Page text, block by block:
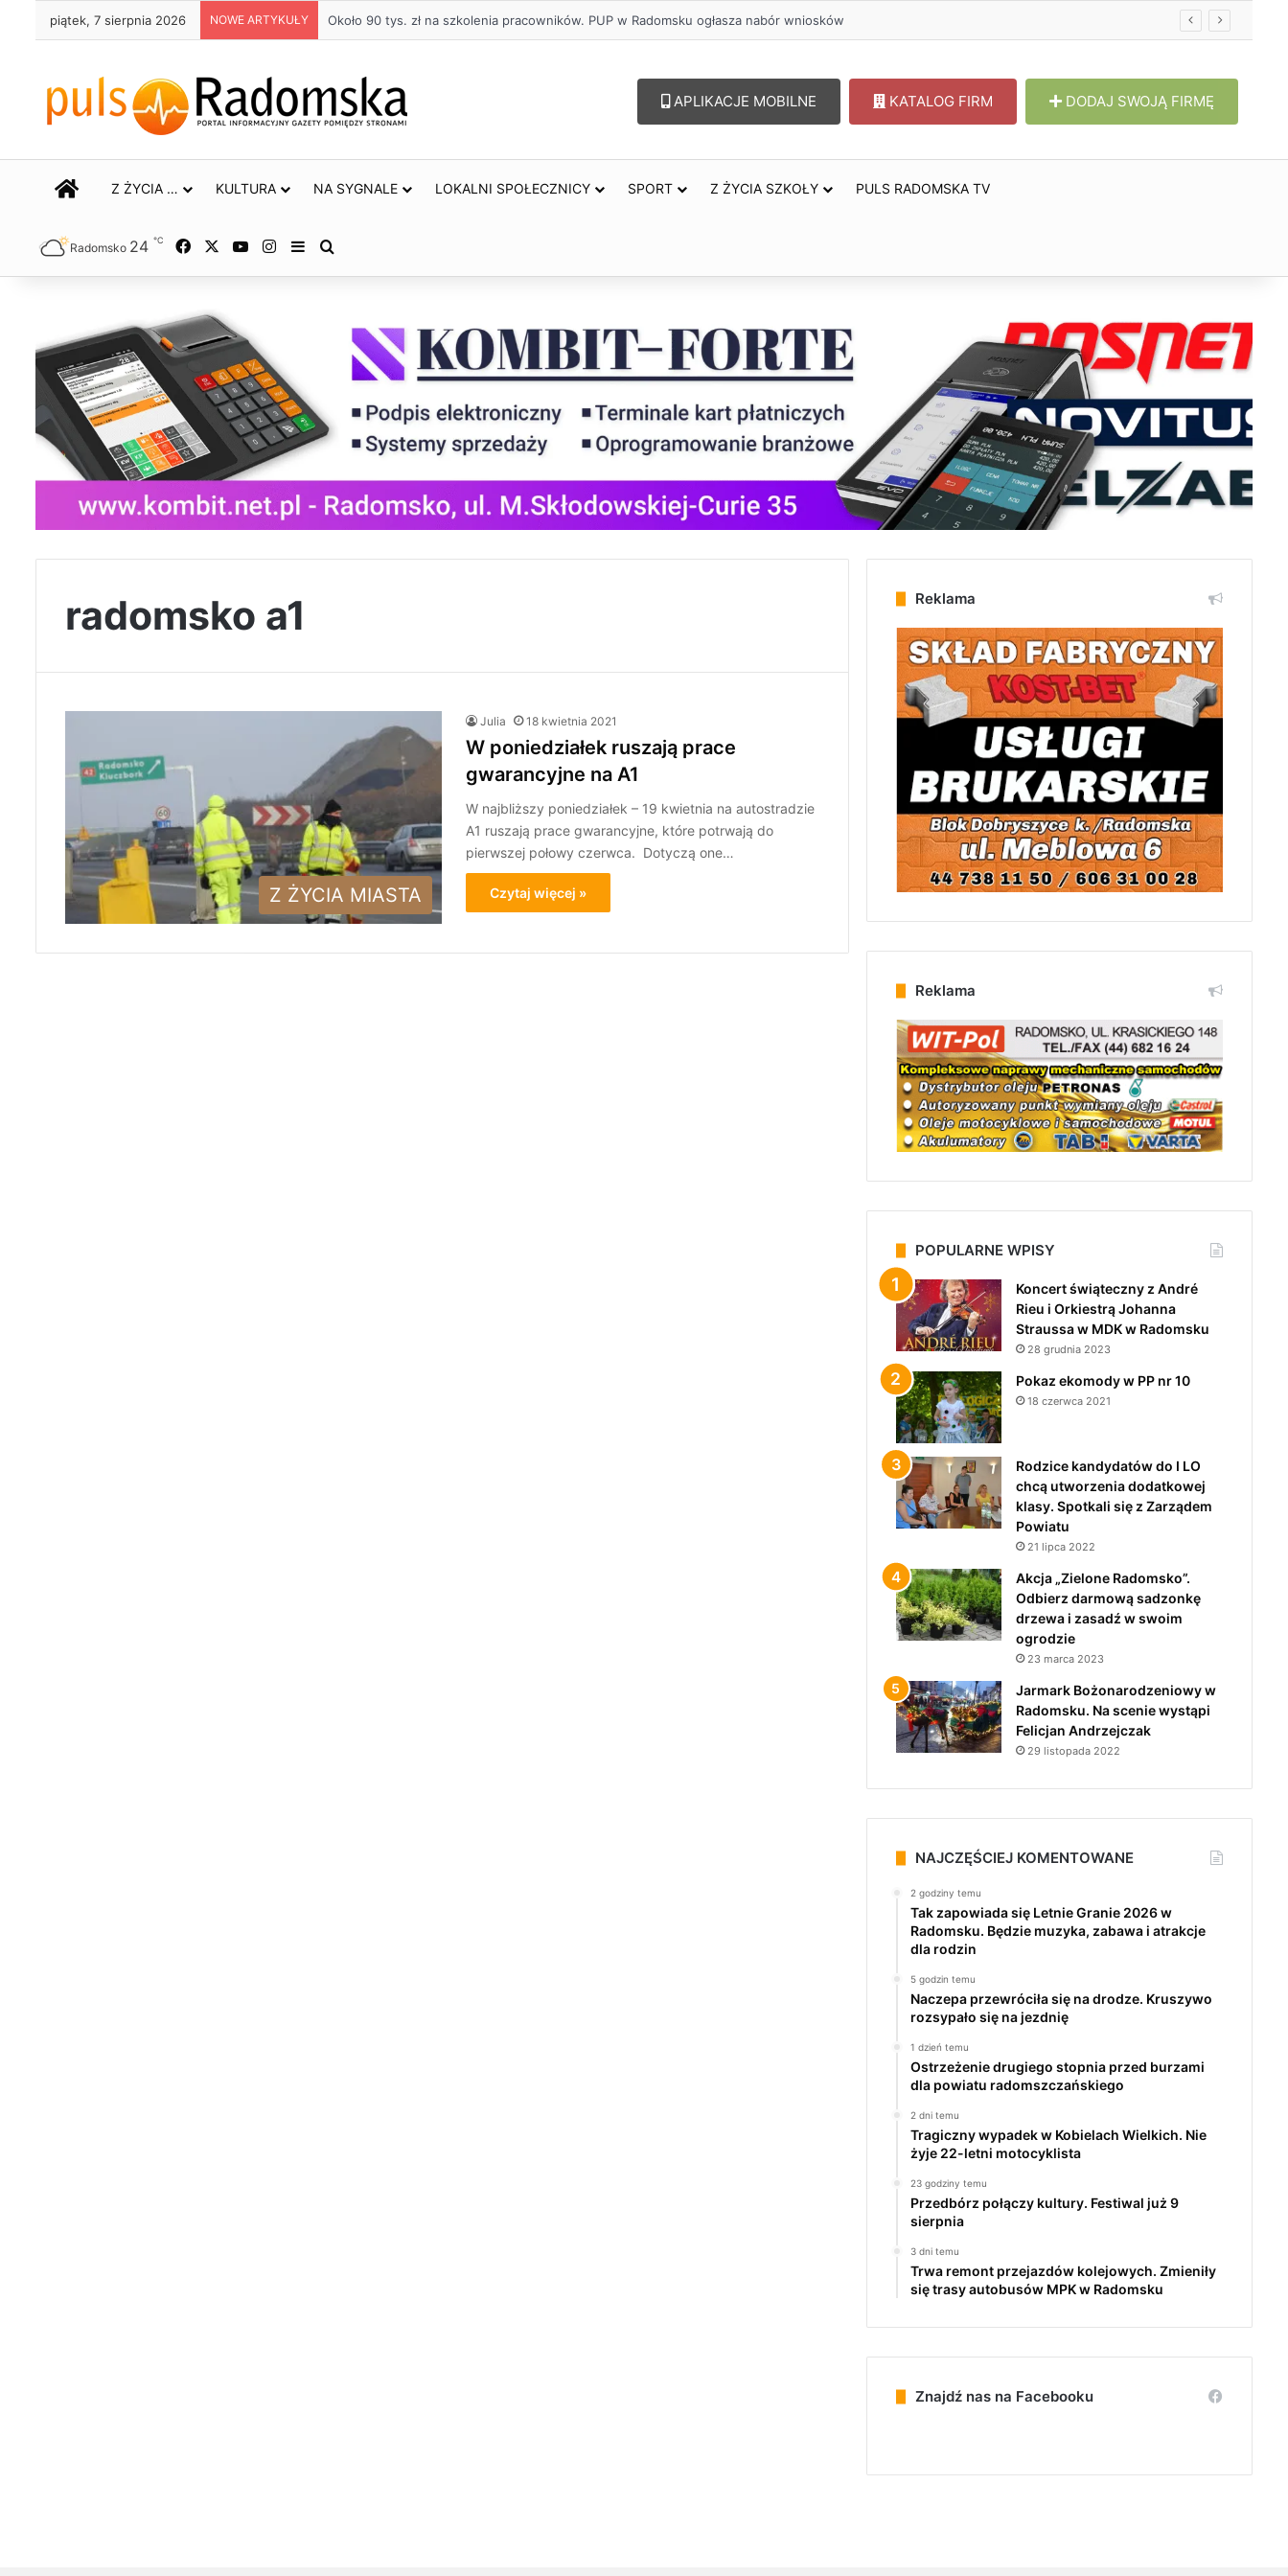
piątek, 7 sierpnia 2026 NOWE ARTYKUŁY Około 90 tys. zł na szkolenia pracowników. PUP w Radomsku ogłasza nabór wniosków
APLIKACJE MOBILNE KATALOG FIRM DODAJ SWOJĄ FIRMĘ
STRONA GŁÓWNA
Z ŻYCIA … KULTURA NA SYGNALE LOKALNI SPOŁECZNICY SPORT Z ŻYCIA SZKOŁY PULS RADOMSKA TV
Radomsko 24 ℃ Facebook YouTubeInstagram
Sidebar
radomsko a1
Z ŻYCIA MIASTA
Julia 18 kwietnia 2021
W poniedziałek ruszają prace
gwarancyjne na A1
W najbliższy poniedziałek – 19 kwietnia na autostradzie
A1 ruszają prace gwarancyjne, które potrwają do
pierwszej połowy czerwca. Dotyczą one…
Czytaj więcej »
Reklama
Reklama
POPULARNE WPISY
Koncert świąteczny z André
Rieu i Orkiestrą Johanna
Straussa w MDK w Radomsku
28 grudnia 2023
Pokaz ekomody w PP nr 10
18 czerwca 2021
Rodzice kandydatów do I LO
chcą utworzenia dodatkowej
klasy. Spotkali się z Zarządem
Powiatu
21 lipca 2022
Akcja „Zielone Radomsko”.
Odbierz darmową sadzonkę
drzewa i zasadź w swoim
ogrodzie
23 marca 2023
Jarmark Bożonarodzeniowy w
Radomsku. Na scenie wystąpi
Felicjan Andrzejczak
29 listopada 2022
NAJCZĘŚCIEJ KOMENTOWANE
2 godziny temu
Tak zapowiada się Letnie Granie 2026 w
Radomsku. Będzie muzyka, zabawa i atrakcje
dla rodzin
5 godzin temu
Naczepa przewróciła się na drodze. Kruszywo
rozsypało się na jezdnię
1 dzień temu
Ostrzeżenie drugiego stopnia przed burzami
dla powiatu radomszczańskiego
2 dni temu
Tragiczny wypadek w Kobielach Wielkich. Nie
żyje 22-letni motocyklista
23 godziny temu
Przedbórz połączy kultury. Festiwal już 9
sierpnia
3 dni temu
Trwa remont przejazdów kolejowych. Zmieniły
się trasy autobusów MPK w Radomsku
Znajdź nas na Facebooku